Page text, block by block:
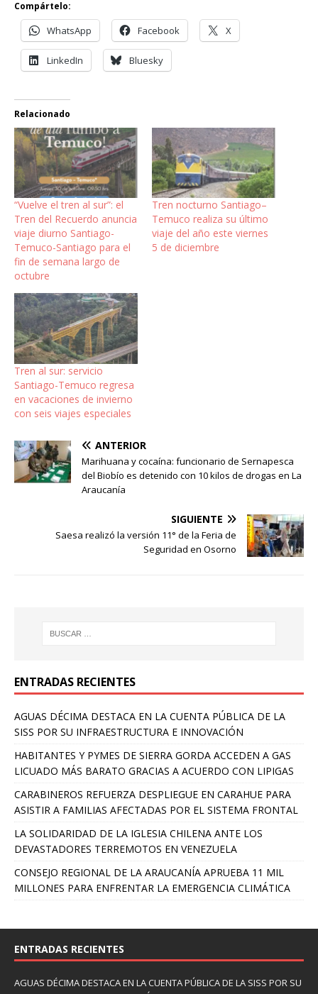
Compártelo:
WhatsApp Facebook X
LinkedIn Bluesky
Relacionado
“Vuelve el tren al sur”: el
Tren del Recuerdo anuncia
viaje diurno Santiago-
Temuco-Santiago para el
fin de semana largo de
octubre
Tren nocturno Santiago–
Temuco realiza su último
viaje del año este viernes
5 de diciembre
Tren al sur: servicio
Santiago-Temuco regresa
en vacaciones de invierno
con seis viajes especiales
ANTERIOR
Marihuana y cocaína: funcionario de Sernapesca
del Biobío es detenido con 10 kilos de drogas en La
Araucanía
SIGUIENTE
Saesa realizó la versión 11° de la Feria de
Seguridad en Osorno
ENTRADAS RECIENTES
AGUAS DÉCIMA DESTACA EN LA CUENTA PÚBLICA DE LA
SISS POR SU INFRAESTRUCTURA E INNOVACIÓN
HABITANTES Y PYMES DE SIERRA GORDA ACCEDEN A GAS
LICUADO MÁS BARATO GRACIAS A ACUERDO CON LIPIGAS
CARABINEROS REFUERZA DESPLIEGUE EN CARAHUE PARA
ASISTIR A FAMILIAS AFECTADAS POR EL SISTEMA FRONTAL
LA SOLIDARIDAD DE LA IGLESIA CHILENA ANTE LOS
DEVASTADORES TERREMOTOS EN VENEZUELA
CONSEJO REGIONAL DE LA ARAUCANÍA APRUEBA 11 MIL
MILLONES PARA ENFRENTAR LA EMERGENCIA CLIMÁTICA
ENTRADAS RECIENTES
AGUAS DÉCIMA DESTACA EN LA CUENTA PÚBLICA DE LA SISS POR SU